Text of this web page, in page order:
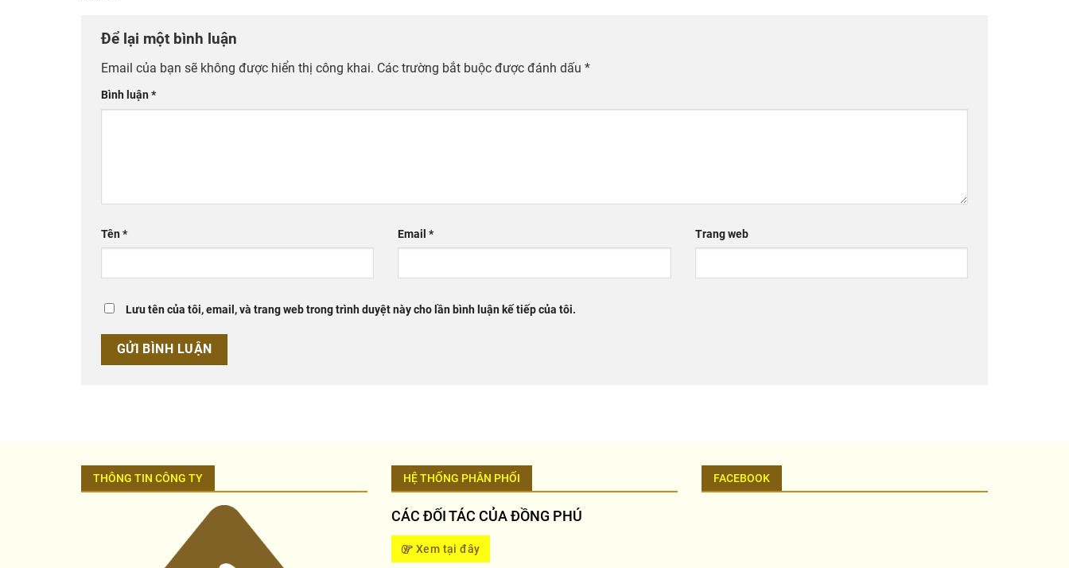
Để lại một bình luận
Email của bạn sẽ không được hiển thị công khai. Các trường bắt buộc được đánh dấu *
Bình luận*
Tên* Email* Trang web
Lưu tên của tôi, email, và trang web trong trình duyệt này cho lần bình luận kế tiếp của tôi.
THÔNG TIN CÔNG TY HỆ THỐNG PHÂN PHỐI
CÁC ĐỐI TÁC CỦA ĐỒNG PHÚ
Xem tại đây
FACEBOOK